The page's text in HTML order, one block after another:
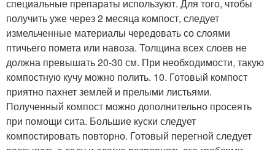
специальные препараты используют. Для того, чтобы
получить уже через 2 месяца компост, следует
измельченные материалы чередовать со слоями
птичьего помета или навоза. Толщина всех слоев не
должна превышать 20-30 см. При необходимости, такую
компостную кучу можно полить. 10. Готовый компост
приятно пахнет землей и прелыми листьями.
Полученный компост можно дополнительно просеять
при помощи сита. Большие куски следует
компостировать повторно. Готовый перегной следует